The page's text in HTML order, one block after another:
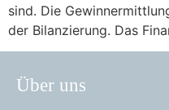
sind. Die
der Bilanzierung. Das
Über uns